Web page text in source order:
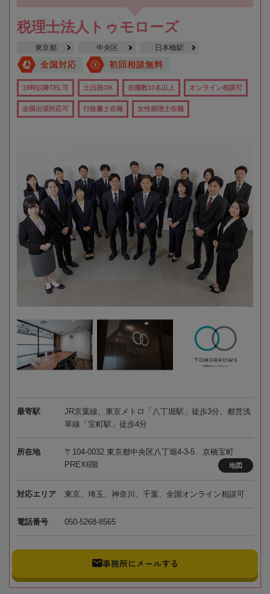
税理士法人トゥモローズ
東京都 中央区 日本橋駅
全国対応 初回相談無料
19時以降TEL可 土日祝OK 在籍数10名以上 オンライン相談可
全国出張対応可 行政書士在籍 女性税理士在籍
最寄駅
JR京葉線、東京メトロ「八丁堀駅」徒歩3分、都営浅
草線「宝町駅」徒歩4分
所在地
〒104-0032 東京都中央区八丁堀4-3-5 京橋宝町
PREX6階
地図
対応エリア 東京、埼玉、神奈川、千葉、全国オンライン相談可
電話番号 050-5268-8565
事務所にメールする